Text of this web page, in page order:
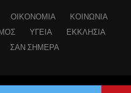
ΟΙΚΟΝΟΜΊΑ
ΚΟΙΝΩΝΊΑ
ΥΓΕΊΑ
ΕΚΚΛΗΣΊΑ
ΣΑΝ ΣΉΜΕΡΑ